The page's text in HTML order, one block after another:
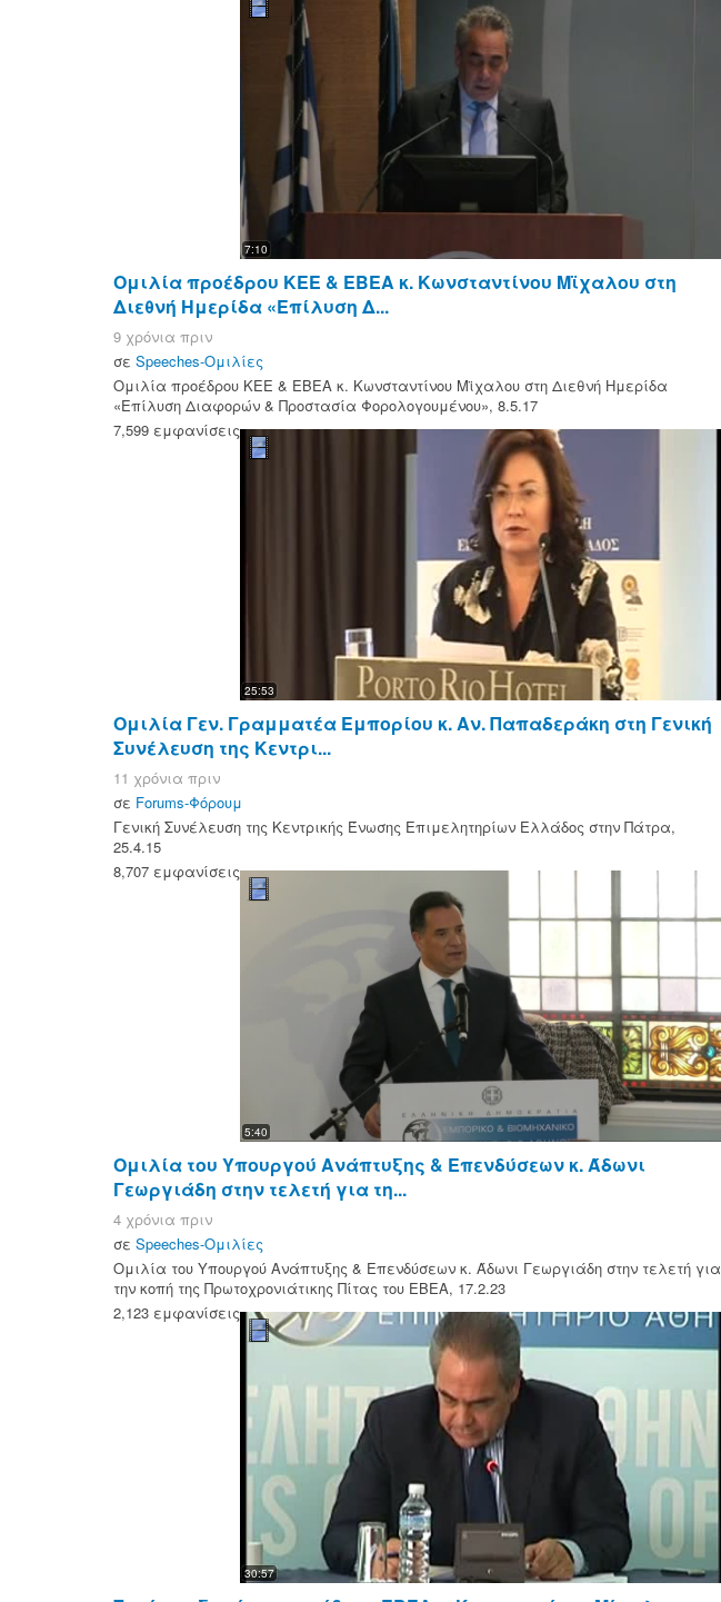
7:10
Ομιλία προέδρου ΚΕΕ & ΕΒΕΑ κ. Κωνσταντίνου Μϊχαλου στη
Διεθνή Ημερίδα «Επίλυση Δ...
9 χρόνια πριν
σε Speeches-Ομιλίες
Ομιλία προέδρου ΚΕΕ & ΕΒΕΑ κ. Κωνσταντίνου Μϊχαλου στη Διεθνή Ημερίδα
«Επίλυση Διαφορών & Προστασία Φορολογουμένου», 8.5.17
7,599 εμφανίσεις
25:53
Ομιλία Γεν. Γραμματέα Εμπορίου κ. Αν. Παπαδεράκη στη Γενική
Συνέλευση της Κεντρι...
11 χρόνια πριν
σε Forums-Φόρουμ
Γενική Συνέλευση της Κεντρικής Ένωσης Επιμελητηρίων Ελλάδος στην Πάτρα,
25.4.15
8,707 εμφανίσεις
5:40
Ομιλία του Υπουργού Ανάπτυξης & Επενδύσεων κ. Άδωνι
Γεωργιάδη στην τελετή για τη...
4 χρόνια πριν
σε Speeches-Ομιλίες
Ομιλία του Υπουργού Ανάπτυξης & Επενδύσεων κ. Άδωνι Γεωργιάδη στην τελετή για
την κοπή της Πρωτοχρονιάτικης Πίτας του ΕΒΕΑ, 17.2.23
2,123 εμφανίσεις
30:57